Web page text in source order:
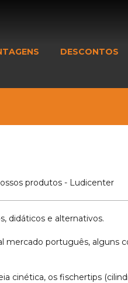
DESCONTOS
produtos - Ludicenter
didáticos e alternativos.
mercado português, alguns
cinética, os fischertips